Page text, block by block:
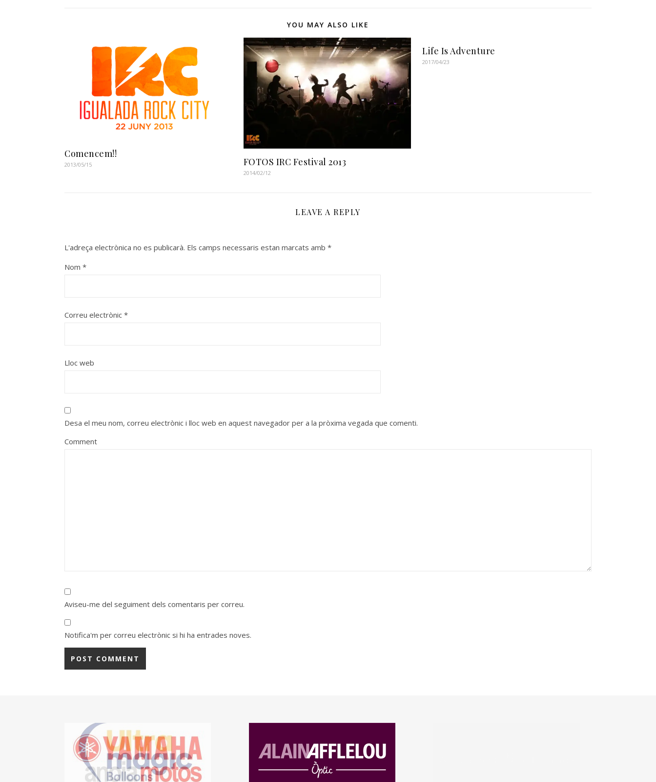
YOU MAY ALSO LIKE
Comencem!!
2013/05/15 FOTOS IRC Festival 2013
2014/02/12
Life Is Adventure
2017/04/23
LEAVE A REPLY
L'adreça electrònica no es publicarà. Els camps necessaris estan marcats amb *
Nom *
Correu electrònic *
Lloc web
Desa el meu nom, correu electrònic i lloc web en aquest navegador per a la pròxima vegada que comenti.
Comment
Aviseu-me del seguiment dels comentaris per correu.
Notifica'm per correu electrònic si hi ha entrades noves.